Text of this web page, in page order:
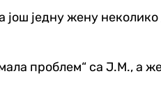
једну жену неколико
проблем“ са Ј.М., а